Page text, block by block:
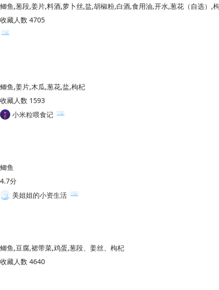
收藏人数 4705
鲫鱼,姜片,木瓜,葱花,盐,枸杞
收藏人数 1593
小米粒喂食记
鲫鱼
4.7分
美姐姐的小资生活
鲫鱼,豆腐,裙带菜,鸡蛋,葱段、姜丝、枸杞
收藏人数 4640